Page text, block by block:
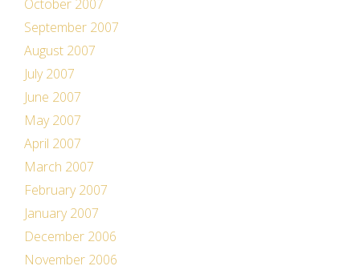
October 2007
September 2007
August 2007
July 2007
June 2007
May 2007
April 2007
March 2007
February 2007
January 2007
December 2006
November 2006